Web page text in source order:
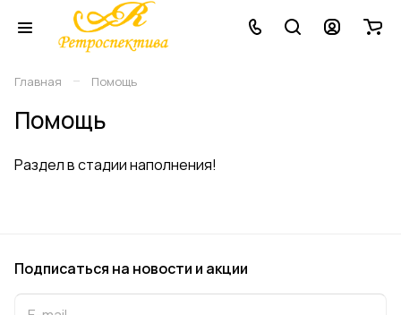
Главная – Помощь
Помощь
Раздел в стадии наполнения!
Подписаться на новости и акции